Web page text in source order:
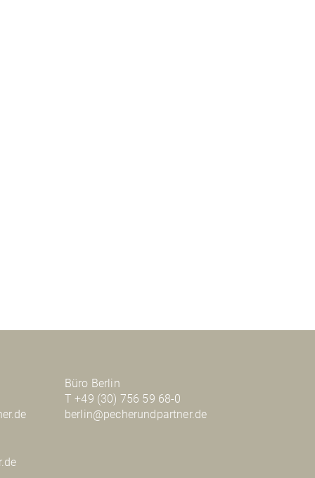
Büro Berlin
T +49 (30) 756 59 68-0
berlin@pecherundpartner.de